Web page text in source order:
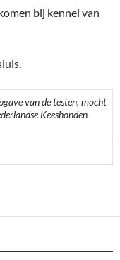
bij kennel van
van de testen, mocht
Keeshonden